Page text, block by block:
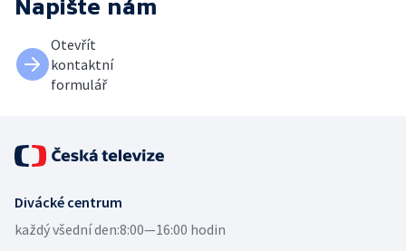
Napište nám
Otevřít
kontaktní
formulář
Divácké centrum
každý všední den:8:00—16:00 hodin